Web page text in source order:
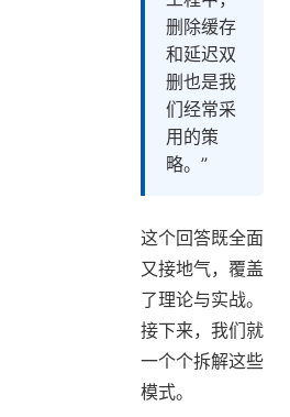
删除缓存
和延迟双
删也是我
们经常采
用的策
略。”
这个回答既全面
又接地气，覆盖
了理论与实战。
接下来，我们就
一个个拆解这些
模式。